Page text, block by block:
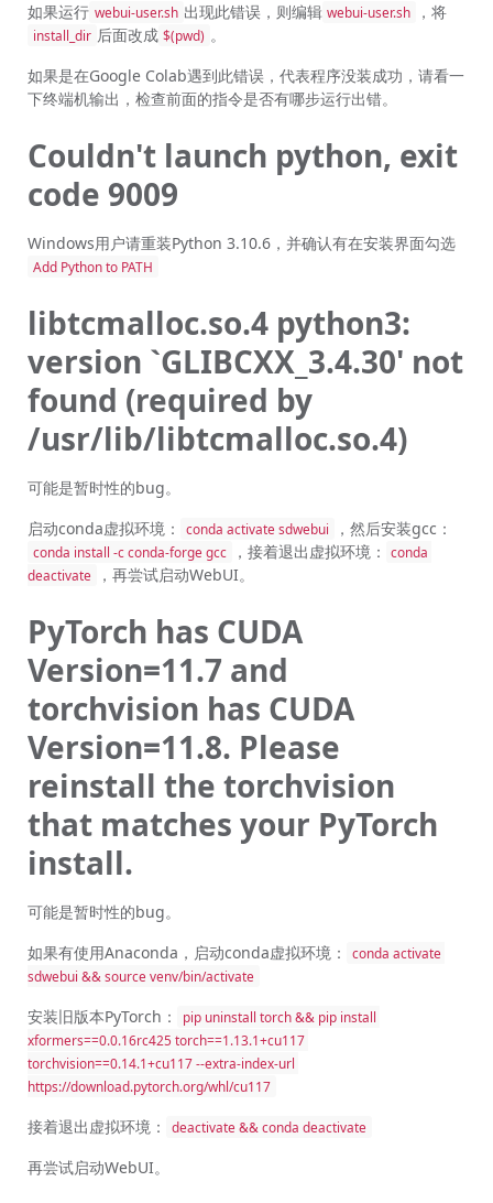
如果运行 webui-user.sh 出现此错误，则编辑 webui-user.sh ，将
install_dir 后面改成 $(pwd) 。
如果是在Google Colab遇到此错误，代表程序没装成功，请看一
下终端机输出，检查前面的指令是否有哪步运行出错。
Couldn't launch python, exit
code 9009
Windows用户请重装Python 3.10.6，并确认有在安装界面勾选
Add Python to PATH
libtcmalloc.so.4 python3:
version `GLIBCXX_3.4.30' not
found (required by
/usr/lib/libtcmalloc.so.4)
可能是暂时性的bug。
启动conda虚拟环境：
conda activate sdwebui ，然后安装gcc：
conda install -c conda-forge gcc ，接着退出虚拟环境：
conda
deactivate
，再尝试启动WebUI。
PyTorch has CUDA
Version=11.7 and
torchvision has CUDA
Version=11.8. Please
reinstall the torchvision
that matches your PyTorch
install.
可能是暂时性的bug。
如果有使用Anaconda，启动conda虚拟环境：
conda activate
sdwebui && source venv/bin/activate
安装旧版本PyTorch：
pip uninstall torch && pip install
xformers==0.0.16rc425 torch==1.13.1+cu117
torchvision==0.14.1+cu117 --extra-index-url
https://download.pytorch.org/whl/cu117
接着退出虚拟环境： deactivate && conda deactivate
再尝试启动WebUI。